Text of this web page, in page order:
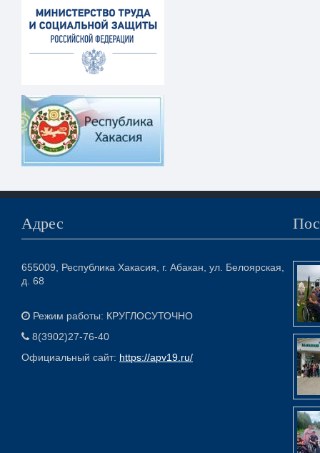
Адрес
655009, Республика Хакасия, г. Абакан, ул. Белоярская,
д. 68
Режим работы: КРУГЛОСУТОЧНО
8(3902)27-76-40
Официальный сайт: https://apv19.ru/